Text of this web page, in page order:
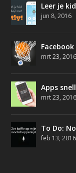
Leer je
jun 8, 2016
mrt 23, 2016
Apps
mrt 23, 2016
To Do:
feb 13, 2016